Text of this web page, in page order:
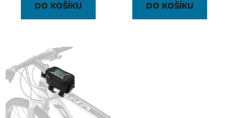
DO KOŠÍKU DO KOŠÍKU